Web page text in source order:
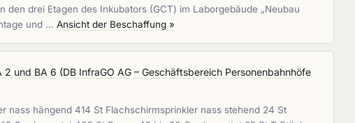
drei Etagen des Inkubators (GCT) im Laborgebäude „Neubau
und … Ansicht der Beschaffung »
2 und BA 6 (DB InfraGO AG – Geschäftsbereich Personenbahnhöfe
nass hängend 414 St Flachschirmsprinkler nass stehend 24 St